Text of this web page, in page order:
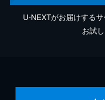
U-NEXTがお届けする
お試し